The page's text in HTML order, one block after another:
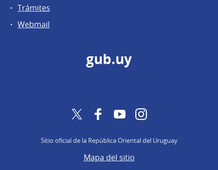
Trámites
Webmail
gub.uy
Twitter FacebookYouTubeInstagram
Sitio oficial de la República Oriental del Uruguay
Mapa del sitio